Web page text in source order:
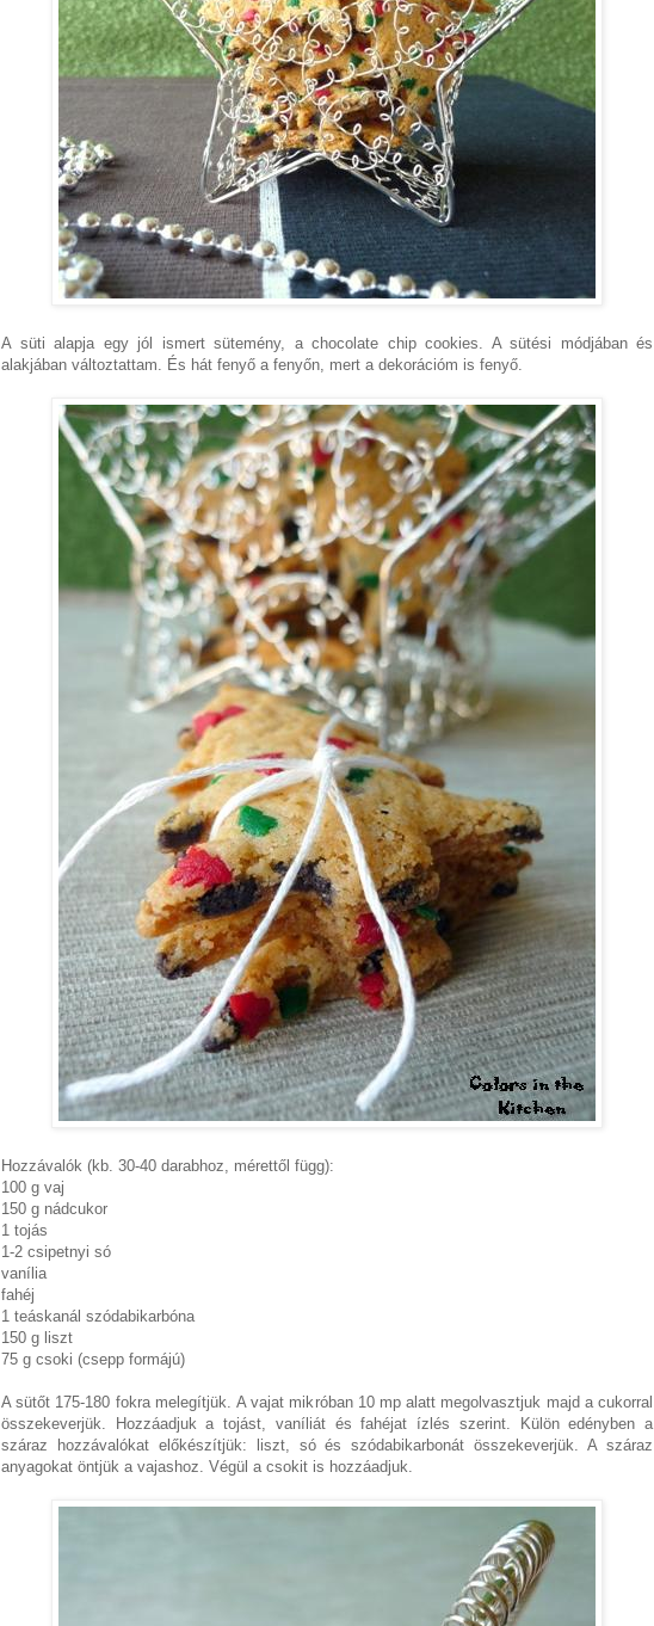
A süti alapja egy jól ismert sütemény, a chocolate chip cookies. A sütési módjában és
alakjában változtattam. És hát fenyő a fenyőn, mert a dekorációm is fenyő.
Hozzávalók (kb. 30-40 darabhoz, mérettől függ):
100 g vaj
150 g nádcukor
1 tojás
1-2 csipetnyi só
vanília
fahéj
1 teáskanál szódabikarbóna
150 g liszt
75 g csoki (csepp formájú)
A sütőt 175-180 fokra melegítjük. A vajat mikróban 10 mp alatt megolvasztjuk majd a cukorral
összekeverjük. Hozzáadjuk a tojást, vaníliát és fahéjat ízlés szerint. Külön edényben a
száraz hozzávalókat előkészítjük: liszt, só és szódabikarbonát összekeverjük. A száraz
anyagokat öntjük a vajashoz. Végül a csokit is hozzáadjuk.